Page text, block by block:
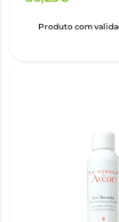
Produto com